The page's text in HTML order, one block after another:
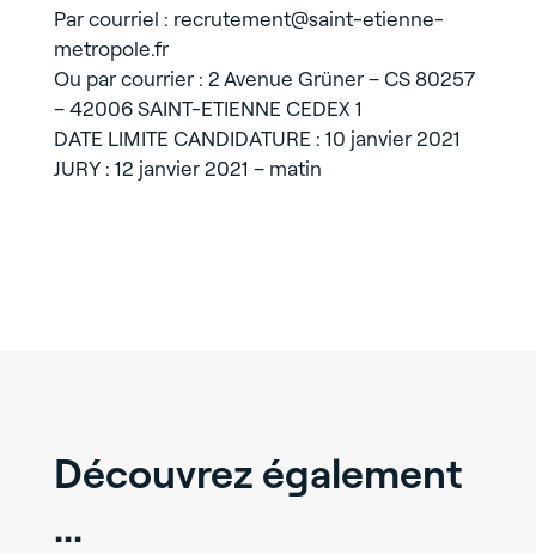
Par courriel : recrutement@saint-etienne-
metropole.fr
Ou par courrier : 2 Avenue Grüner – CS 80257
– 42006 SAINT-ETIENNE CEDEX 1
DATE LIMITE CANDIDATURE : 10 janvier 2021
JURY : 12 janvier 2021 – matin
Découvrez également
...